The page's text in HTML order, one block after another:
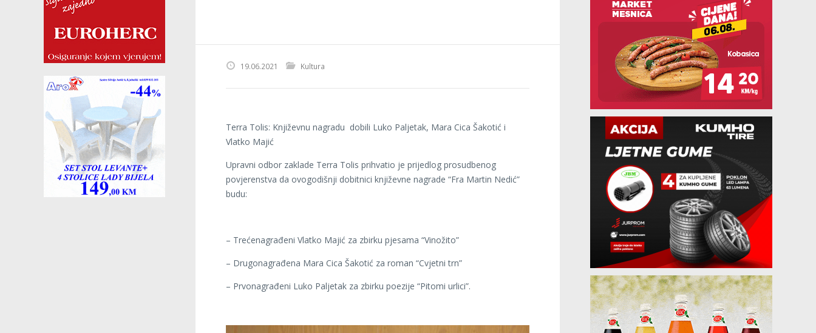
19.06.2021 Kultura
Terra Tolis: Književnu nagradu dobili Luko Paljetak, Mara Cica Šakotić i
Vlatko Majić
Upravni odbor zaklade Terra Tolis prihvatio je prijedlog prosudbenog
povjerenstva da ovogodišnji dobitnici književne nagrade “Fra Martin Nedić”
budu:
– Trećenagrađeni Vlatko Majić za zbirku pjesama “Vinožito”
– Drugonagrađena Mara Cica Šakotić za roman “Cvjetni trn”
– Prvonagrađeni Luko Paljetak za zbirku poezije “Pitomi urlici”.